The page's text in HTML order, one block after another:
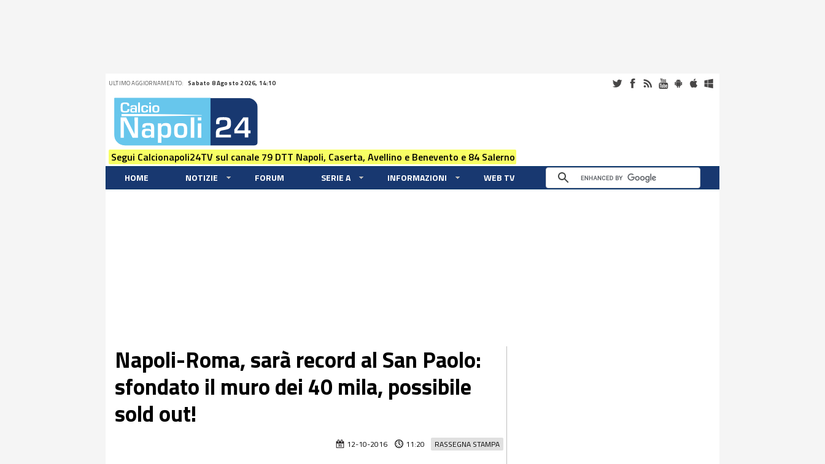
ULTIMO AGGIORNAMENTO: Sabato 8 Agosto 2026, 14:10
Segui Calcionapoli24TV sul canale 79 DTT Napoli, Caserta, Avellino e Benevento e 84 Salerno
HOME NOTIZIE FORUM SERIE A INFORMAZIONI WEB TV
Napoli-Roma, sarà record al San Paolo:
sfondato il muro dei 40 mila, possibile
sold out!
RASSEGNA STAMPA
12-10-2016 11:20